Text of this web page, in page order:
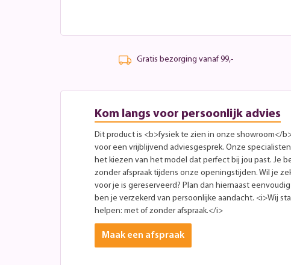
Gratis bezorging vanaf 99,-
Kom langs voor persoonlijk advies
Dit product is <b>fysiek te zien in onze showroom</
voor een vrijblijvend adviesgesprek. Onze
het kiezen van het model dat perfect bij jou past. Je
zonder afspraak tijdens onze openingstijden. Wil je
voor je is gereserveerd? Plan dan hiernaast
ben je verzekerd van persoonlijke aandacht. <i>Wij
helpen: met of zonder afspraak.</i>
Maak een afspraak